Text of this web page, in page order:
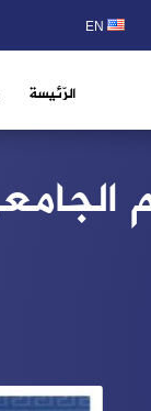
EN
الرّئيسة